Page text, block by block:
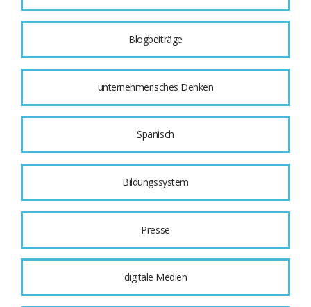
Blogbeiträge
unternehmerisches Denken
Spanisch
Bildungssystem
Presse
digitale Medien